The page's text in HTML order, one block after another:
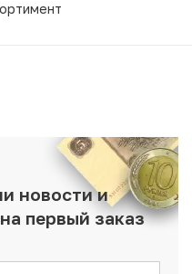
новости и
первый заказ